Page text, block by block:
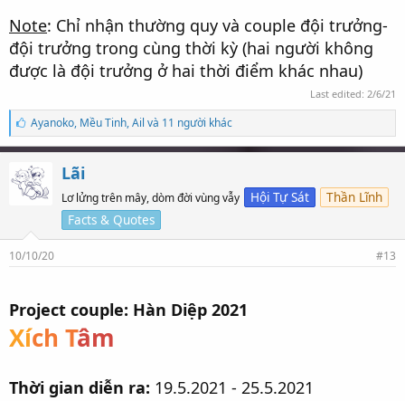
Note: Chỉ nhận thường quy và couple đội trưởng-
đội trưởng trong cùng thời kỳ (hai người không
được là đội trưởng ở hai thời điểm khác nhau)
Last edited: 2/6/21
S
ố
l
ư
ợ
t
í
c
Ayanoko, Mều Tinh,Ail và 11 người khác
Lãi
Lơ lửng trên mây, dòm đời vùng vẫy Hội Tự Sát
Thần Lĩnh
Facts & Quotes
10/10/20 #13
Project couple: Hàn Diệp 2021
Xích Tâm
Thời gian diễn ra: 19.5.2021 - 25.5.2021